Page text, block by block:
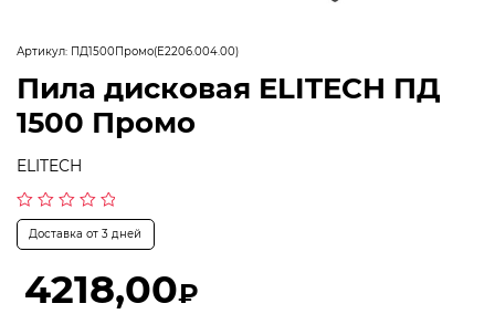
Артикул: ПД1500Промо(E2206.004.00)
Пила дисковая ELITECH ПД
1500 Промо
ELITECH
Оценка
из
Доставка от 3 дней
4218,00₽